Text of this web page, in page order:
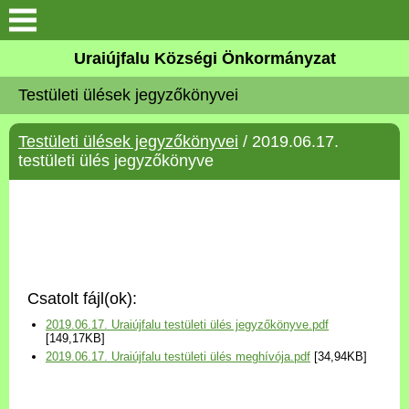
Köszöntő
Elérhetőségek
Uraiújfalu
Választási információk
Versenyképes Járások
Uraiújfalu Községi Önkormányzat
Testületi ülések jegyzőkönyvei
Testületi ülések jegyzőkönyvei / 2019.06.17.
testületi ülés jegyzőkönyve
Csatolt fájl(ok):
2019.06.17. Uraiújfalu testületi ülés jegyzőkönyve.pdf
[149,17KB]
2019.06.17. Uraiújfalu testületi ülés meghívója.pdf [34,94KB]